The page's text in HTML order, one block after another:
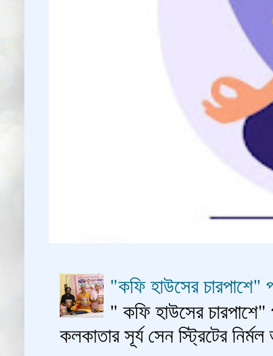
"কফি হাউসের
" কফি হাউসের
কলকাতার সূর্য সেন স্ট্রিটের